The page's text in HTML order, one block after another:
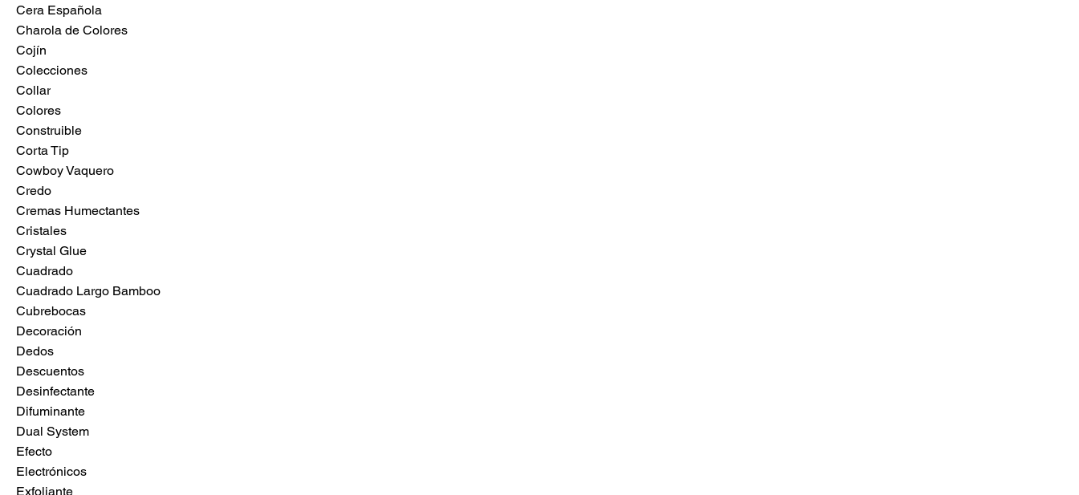
Cera Española
Charola de Colores
Cojín
Colecciones
Collar
Colores
Construible
Corta Tip
Cowboy Vaquero
Credo
Cremas Humectantes
Cristales
Crystal Glue
Cuadrado
Cuadrado Largo Bamboo
Cubrebocas
Decoración
Dedos
Descuentos
Desinfectante
Difuminante
Dual System
Efecto
Electrónicos
Exfoliante